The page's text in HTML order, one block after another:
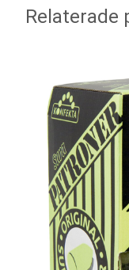
Relaterade